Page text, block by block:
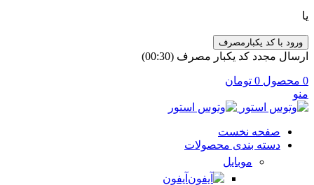
یا
ورود با کد یکبارمصرف
ارسال مجدد کد یکبار مصرف (00:
30
)
0 محصول 0 تومان
منو
صفحه نخست
دسته بندی محصولات
موبایل
آیفون